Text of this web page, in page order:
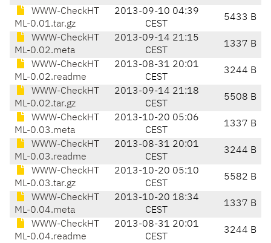
WWW-CheckHT
ML-0.01.tar.gz
2013-09-10 04:39
CEST
5433 B
WWW-CheckHT
ML-0.02.meta
2013-09-14 21:15
CEST
1337 B
WWW-CheckHT
ML-0.02.readme
2013-08-31 20:01
CEST
3244 B
WWW-CheckHT
ML-0.02.tar.gz
2013-09-14 21:18
CEST
5508 B
WWW-CheckHT
ML-0.03.meta
2013-10-20 05:06
CEST
1337 B
WWW-CheckHT
ML-0.03.readme
2013-08-31 20:01
CEST
3244 B
WWW-CheckHT
ML-0.03.tar.gz
2013-10-20 05:10
CEST
5582 B
WWW-CheckHT
ML-0.04.meta
2013-10-20 18:34
CEST
1337 B
WWW-CheckHT
ML-0.04.readme
2013-08-31 20:01
CEST
3244 B